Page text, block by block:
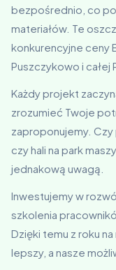
bezpośrednio, co
materiałów. Te
konkurencyjne ceny
Puszczykowo i całej
Każdy projekt
zrozumieć Twoje
zaproponujemy. Czy
czy hali na park
jednakową uwagą.
Inwestujemy w
szkolenia
Dzięki temu z roku
lepszy, a nasze